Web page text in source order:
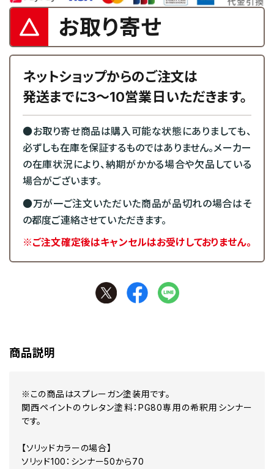
お取り寄せ
ネットショップからのご注文は
発送までに3～10営業日いただきます。
●お取り寄せ商品は購入可能な状態にありましても、
必ずしも在庫を保証するものではありません。メーカー
の在庫状況により、納期がかかる場合や欠品している
場合がございます。
●万が一ご注文いただいた商品が品切れの場合はそ
の都度ご連絡させていただきます。
※ご注文確定後はキャンセルはお受けしておりません。
商品説明
※この商品はスプレーガン塗装用です。
関西ペイントのウレタン塗料：PG80専用の希釈用シンナー
です。
【ソリッドカラーの場合】
ソリッド100：シンナー50から70